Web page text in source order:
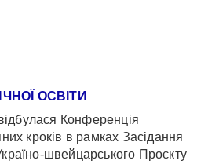
ОСВІТИ
Конференція
кроків в рамках Засідання
швейцарського Проєкту